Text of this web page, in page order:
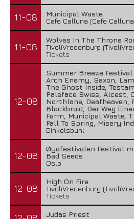
11-08
Municipal Waste
Cafe Calluna (Cafe
11-08
Wolves In The Throne
TivoliVredenburg
Tickets
12-08
Summer Breeze Festival
Arch Enemy, Saxon,
The Ghost Inside,
Paleface Swiss, Alcest,
Northlane, Deafheaven,
Blackbraid, Der Weg
Farm, Municipal Waste,
Fall To Spring, Misery
Dinkelsbühl
12-08
Øyafestivalen Festival
Bad Seeds
Oslo
12-08
High On Fire
TivoliVredenburg
Tickets
Judas Priest